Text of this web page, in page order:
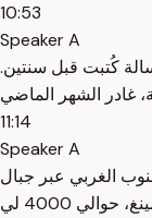
10:53
Speaker A
كُتبت قبل سنتين.
11:14
Speaker A
الغربي عبر جبال